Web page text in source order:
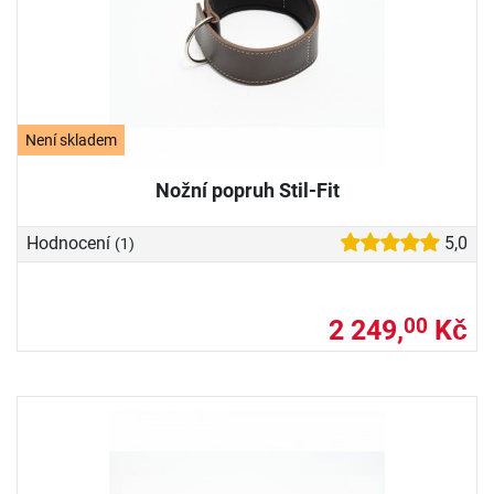
Není skladem
Nožní popruh Stil-Fit
Hodnocení (1) 5,0
2 249,00 Kč